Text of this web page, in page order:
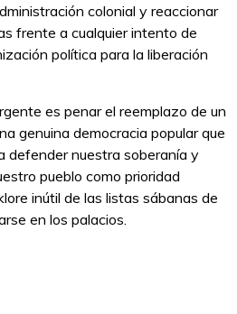
colonial y reaccionar
frente a cualquier intento de
política para la liberación
es penar el reemplazo de un
genuina democracia popular que
defender nuestra soberanía y
pueblo como prioridad
inútil de las listas sábanas de
en los palacios.